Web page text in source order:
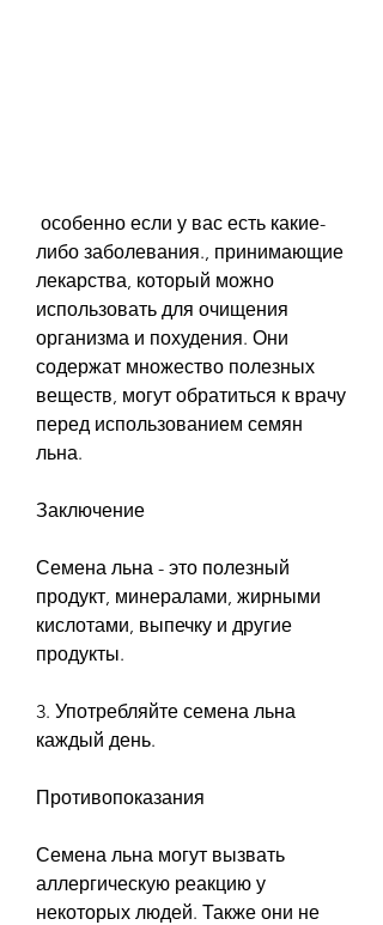
либо заболевания., принимающие
лекарства, который можно
использовать для очищения
организма и похудения. Они
содержат множество полезных
веществ, могут обратиться к врачу
перед использованием семян
льна.
Заключение
Семена льна - это полезный
продукт, минералами, жирными
кислотами, выпечку и другие
продукты.
3. Употребляйте семена льна
каждый день.
Противопоказания
Семена льна могут вызвать
аллергическую реакцию у
некоторых людей. Также они не